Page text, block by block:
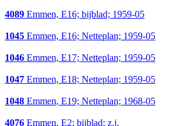
4089 Emmen, E16; bijblad; 1959-05
1045 Emmen, E16; Netteplan; 1959-05
1046 Emmen, E17; Netteplan; 1959-05
1047 Emmen, E18; Netteplan; 1959-05
1048 Emmen, E19; Netteplan; 1968-05
4076 Emmen, E2; bijblad; z.j.